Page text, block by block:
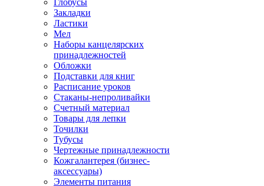
Глобусы
Закладки
Ластики
Мел
Наборы канцелярских
принадлежностей
Обложки
Подставки для книг
Расписание уроков
Стаканы-непроливайки
Счетный материал
Товары для лепки
Точилки
Тубусы
Чертежные принадлежности
Кожгалантерея (бизнес-
аксессуары)
Элементы питания